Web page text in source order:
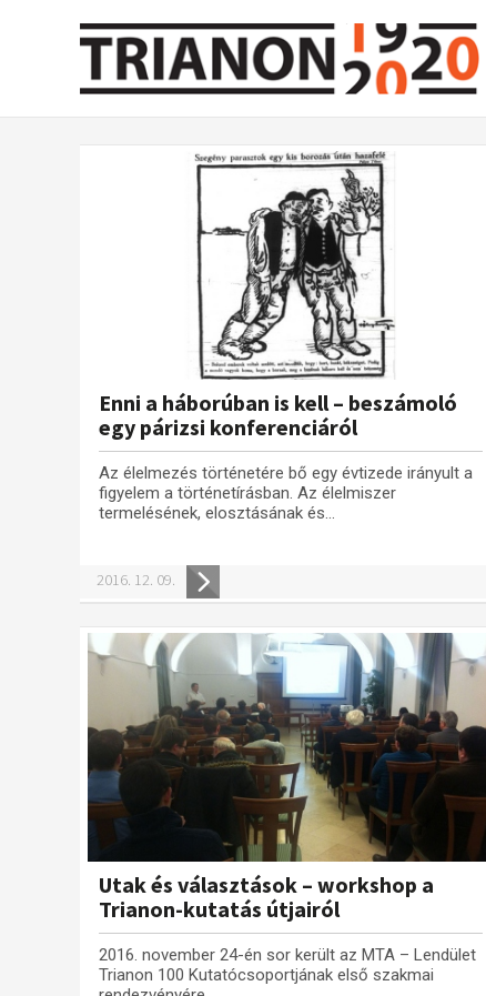
Enni a háborúban is kell – beszámoló
egy párizsi konferenciáról
Az élelmezés történetére bő egy évtizede irányult a
figyelem a történetírásban. Az élelmiszer
termelésének, elosztásának és...
2016. 12. 09.
Utak és választások – workshop a
Trianon-kutatás útjairól
2016. november 24-én sor került az MTA – Lendület
Trianon 100 Kutatócsoportjának első szakmai